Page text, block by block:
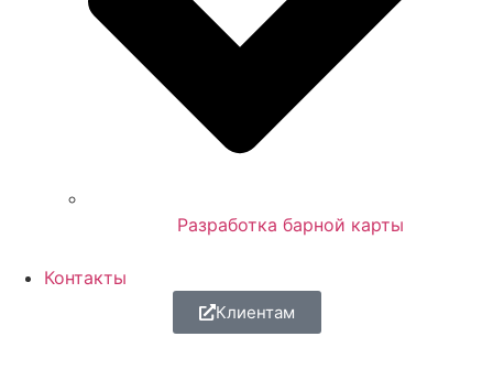
Разработка барной карты
Контакты
Клиентам